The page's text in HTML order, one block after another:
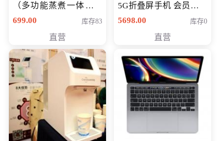
（多功能蒸煮一体锅）
（智能升降养生锅） 会
699.00 库存83
直营
5G折叠屏手机 会员专享
购买价格 4998元
5698.00 库存0
直营